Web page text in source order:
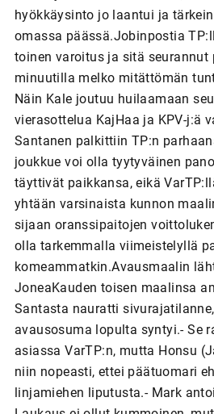
hyökkäysinto jo laantui ja
omassa päässä.Jobinpostia
toinen varoitus ja sitä seurannut
minuutilla melko mitättömän
Näin Kale joutuu huilaamaan
vierasottelua KajHaa ja KPV-j:ä
Santanen palkittiin TP:n
joukkue voi olla tyytyväinen
täyttivät paikkansa, eikä
yhtään varsinaista kunnon
sijaan oranssipaitojen
olla tarkemmalla viimeistelyllä
komeammatkin.Avausmaalin
JoneaKauden toisen maalinsa
Santasta nauratti
avausosuma lopulta syntyi.- Se
asiassa VarTP:n, mutta Honsu
niin nopeasti, ettei päätuomari
linjamiehen liputusta.- Mark